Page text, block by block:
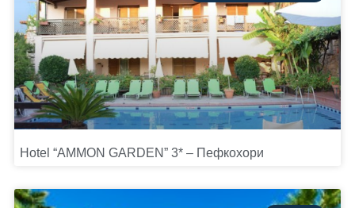
Hotel “AMMON GARDEN” 3* – Пефкохори